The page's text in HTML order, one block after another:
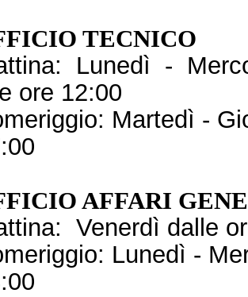
TECNICO
Lunedì -
ore 12:00
Martedì -
AFFARI
Venerdì dalle
Lunedì -